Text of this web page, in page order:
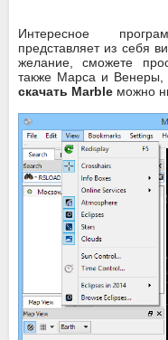
Интересное
представляет из себя
желание, сможете
также Марса и Венеры,
скачать Marble можно